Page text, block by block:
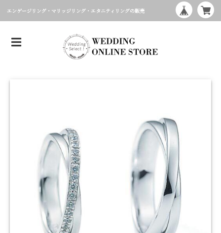
エンゲージリング・マリッジリング・エタニティリングの販売